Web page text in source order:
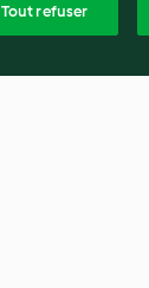
Tout refuser